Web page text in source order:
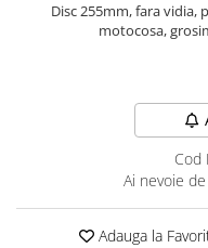
Curatenie generala
Manusi unica folosinta
Maturi, Mopuri si galeti
Decoratiuni casa &
Accesorii decorative
Disc 255mm, fara
motocosa,
Cod
Ai nevoie
Adauga la